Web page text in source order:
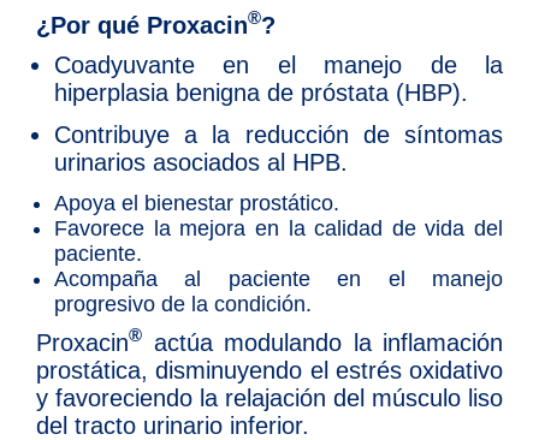
¿Por qué Proxacin®?
Coadyuvante en el manejo de la
hiperplasia benigna de próstata (HBP).
Contribuye a la reducción de síntomas
urinarios asociados al HPB.
Apoya el bienestar prostático.
Favorece la mejora en la calidad de vida del
paciente.
Acompaña al paciente en el manejo
progresivo de la condición.
Proxacin® actúa modulando la inflamación
prostática, disminuyendo el estrés oxidativo
y favoreciendo la relajación del músculo liso
del tracto urinario inferior.